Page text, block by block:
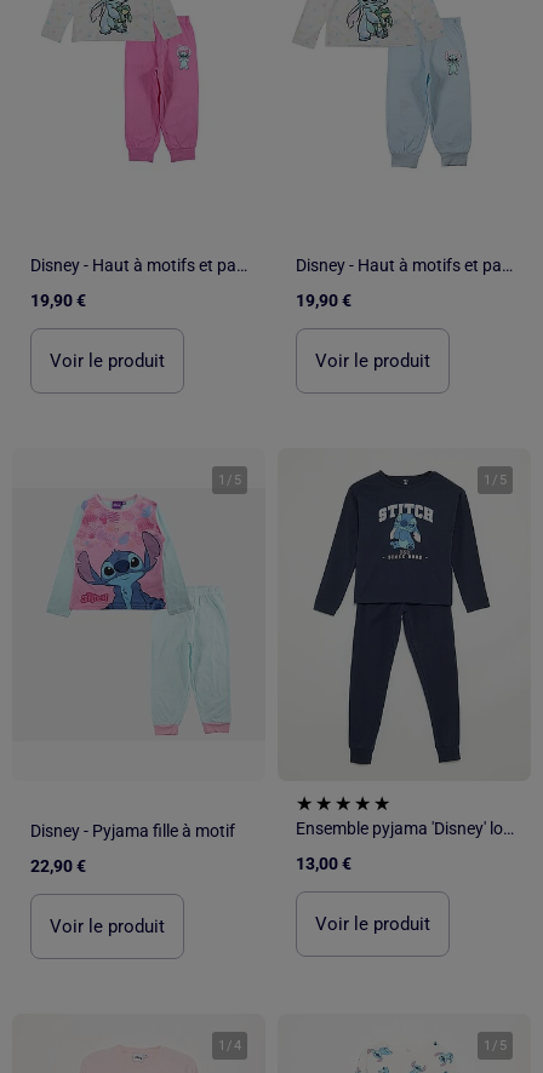
Disney - Haut à motifs et pantalon de pyjama assorti fille
19,90 €
Voir le produit
Disney - Haut à motifs et pantalon de pyjama assorti fille
19,90 €
Voir le produit
1 / 5
Disney - Pyjama fille à motif
22,90 €
Voir le produit
1 / 5
Ensemble pyjama 'Disney' long T-shirt + pantalon - 2 pièces
13,00 €
Voir le produit
1 /4 1 / 5